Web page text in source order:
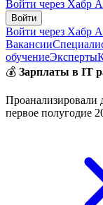
Войти через Хабр
Войти
Войти через Хабр
Вакансии
обучениеЭксперты
💰 Зарплаты в IT
Проанализировали
первое полугодие